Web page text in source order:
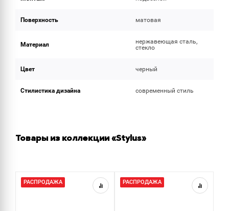
Поверхность матовая
Материал
нержавеющая сталь,
стекло
Цвет черный
Стилистика дизайна современный стиль
Товары из коллекции «Stylus»
РАСПРОДАЖА РАСПРОДАЖА